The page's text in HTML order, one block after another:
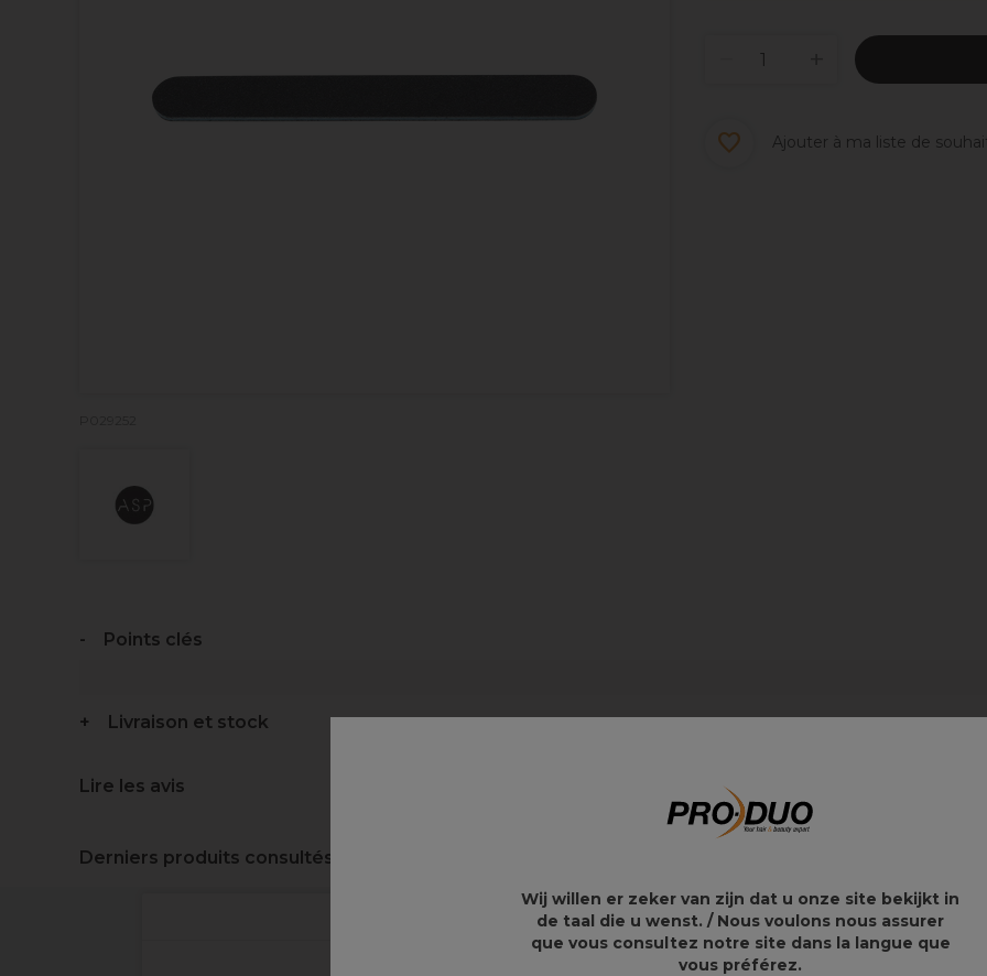
Ajouter à ma liste de
Points clés
Livraison et stock
Lire les avis
Derniers produits consultés
Wij willen er zeker van zijn dat u onze site bekijkt in
de taal die u wenst. / Nous voulons nous assurer
que vous consultez notre site dans la langue que
vous préférez.